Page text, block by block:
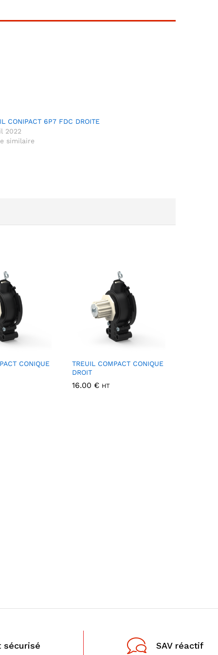
CONIPACT 6P7 FDC DROITE
2022
similaire
CONIQUE
TREUIL COMPACT CONIQUE
DROIT
16.00 € HT
sécurisé SAV réactif